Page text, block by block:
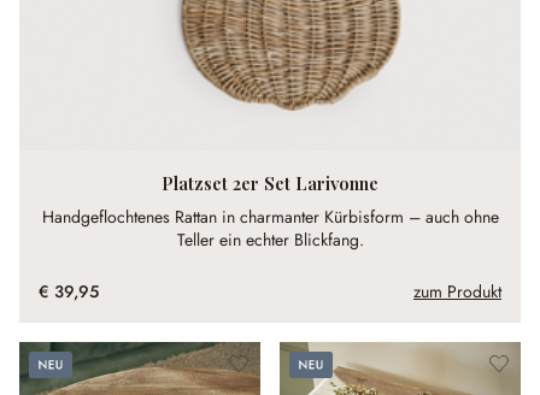
Platzset 2er Set Larivonne
Handgeflochtenes Rattan in charmanter Kürbisform – auch ohne
Teller ein echter Blickfang.
€ 39,95 zum Produkt
Neu Neu